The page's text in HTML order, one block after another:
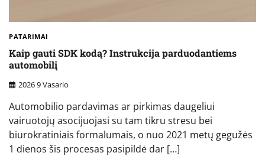
PATARIMAI
Kaip gauti SDK kodą? Instrukcija parduodantiems
automobilį
2026 9 Vasario
Automobilio pardavimas ar pirkimas daugeliui
vairuotojų asocijuojasi su tam tikru stresu bei
biurokratiniais formalumais, o nuo 2021 metų gegužės
1 dienos šis procesas pasipildė dar […]